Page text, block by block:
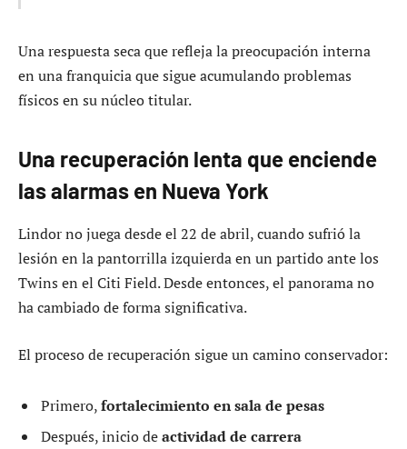
Una respuesta seca que refleja la preocupación interna
en una franquicia que sigue acumulando problemas
físicos en su núcleo titular.
Una recuperación lenta que enciende
las alarmas en Nueva York
Lindor no juega desde el 22 de abril, cuando sufrió la
lesión en la pantorrilla izquierda en un partido ante los
Twins en el Citi Field. Desde entonces, el panorama no
ha cambiado de forma significativa.
El proceso de recuperación sigue un camino conservador:
Primero,fortalecimiento en sala de pesas
Después, inicio deactividad de carrera